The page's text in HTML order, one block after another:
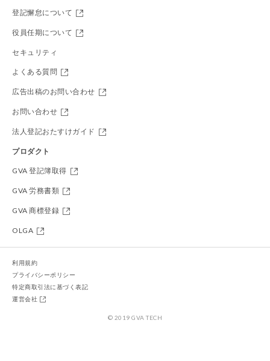
登記懈怠について
役員任期について
セキュリティ
よくある質問
広告出稿のお問い合わせ
お問い合わせ
法人登記おたすけガイド
プロダクト
GVA 登記簿取得
GVA 労務書類
GVA 商標登録
OLGA
利用規約
プライバシーポリシー
特定商取引法に基づく表記
運営会社
© 2019 GVA TECH